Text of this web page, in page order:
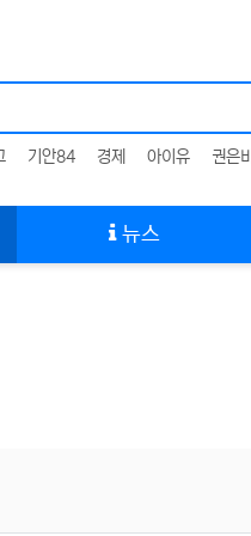
기안84 경제 아이유 권은비
뉴스